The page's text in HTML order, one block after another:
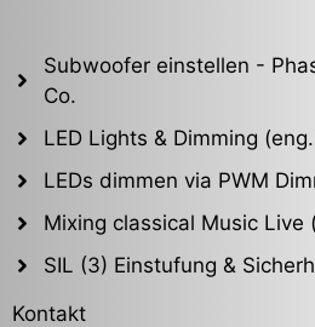
Subwoofer einstellen -
Co.
LED Lights & Dimming
LEDs dimmen via PWM
Mixing classical Music Live
SIL (3) Einstufung &
Kontakt